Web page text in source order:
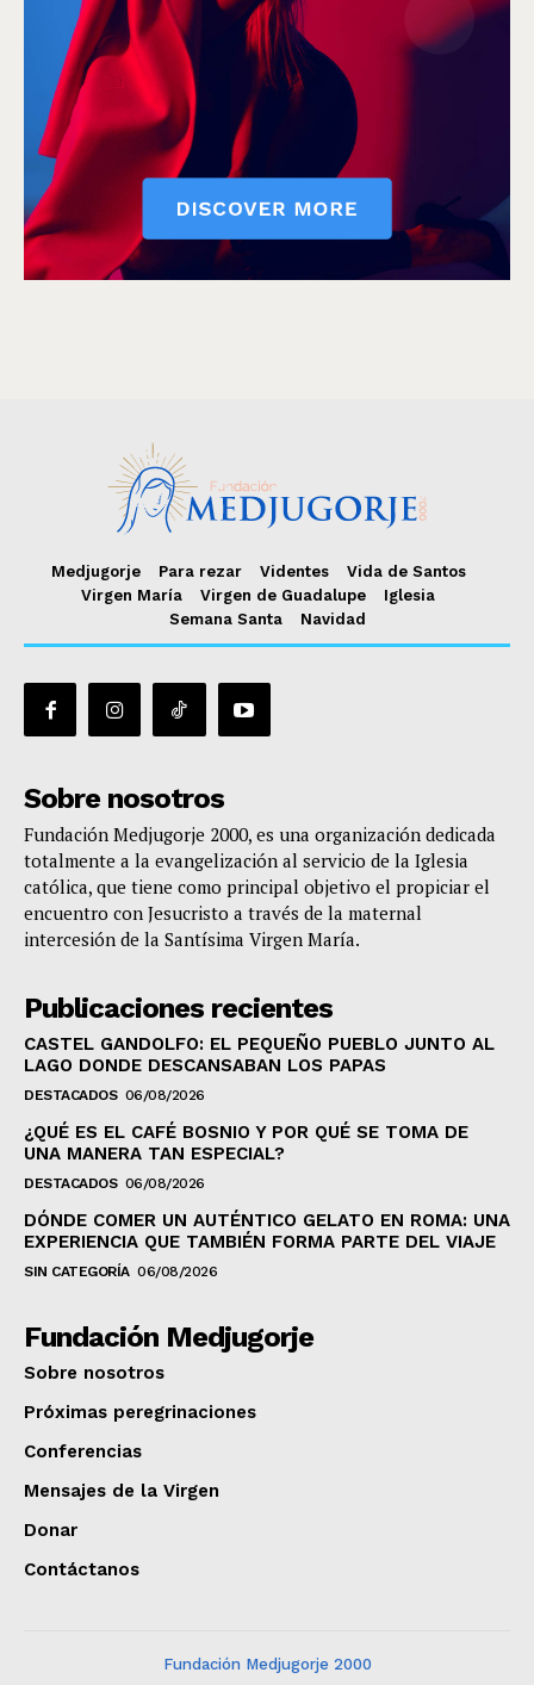
Medjugorje Para rezar Videntes
Vida de Santos
Virgen María
Virgen de Guadalupe
Iglesia
Semana Santa
Navidad
Sobre nosotros
Fundación Medjugorje 2000, es una organización dedicada
totalmente a la evangelización al servicio de la Iglesia
católica, que tiene como principal objetivo el propiciar el
encuentro con Jesucristo a través de la maternal
intercesión de la Santísima Virgen María.
Publicaciones recientes
CASTEL GANDOLFO: EL PEQUEÑO PUEBLO JUNTO AL
LAGO DONDE DESCANSABAN LOS PAPAS
DESTACADOS 06/08/2026
¿QUÉ ES EL CAFÉ BOSNIO Y POR QUÉ SE TOMA DE
UNA MANERA TAN ESPECIAL?
DESTACADOS 06/08/2026
DÓNDE COMER UN AUTÉNTICO GELATO EN ROMA: UNA
EXPERIENCIA QUE TAMBIÉN FORMA PARTE DEL VIAJE
SIN CATEGORÍA 06/08/2026
Fundación Medjugorje
Sobre nosotros
Próximas peregrinaciones
Conferencias
Mensajes de la Virgen
Donar
Contáctanos
Fundación Medjugorje 2000